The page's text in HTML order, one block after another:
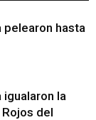
pelearon hasta
igualaron la
del